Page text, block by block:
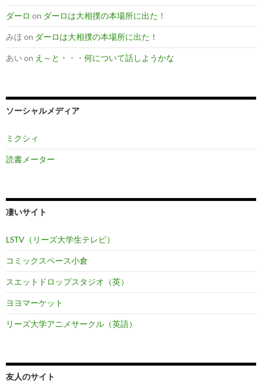
ダーロ on ダーロは大相撲の本場所に出た！
みほ on ダーロは大相撲の本場所に出た！
あい on え～と・・・何について話しようかな
ソーシャルメディア
ミクシィ
読書メーター
凄いサイト
LSTV（リーズ大学生テレビ）
コミックスペース小倉
スエットドロップスタジオ（英）
ヨヨマーケット
リーズ大学アニメサークル（英語）
友人のサイト